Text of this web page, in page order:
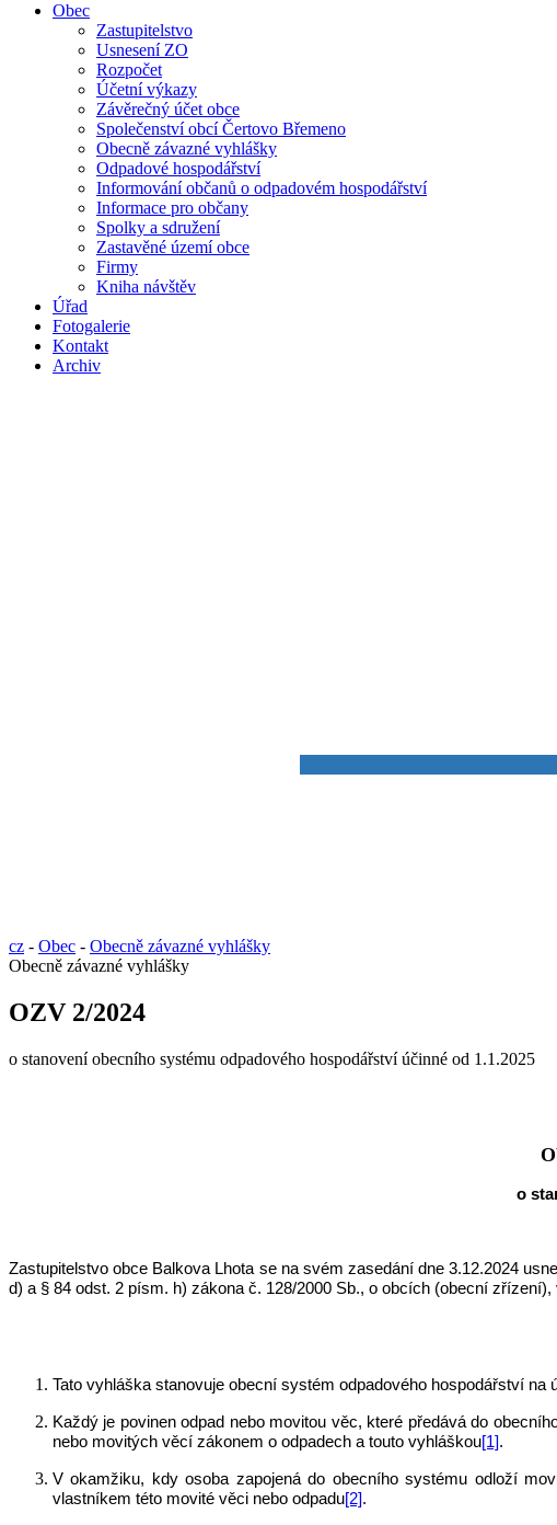
Obec
Zastupitelstvo
Usnesení ZO
Rozpočet
Účetní výkazy
Závěrečný účet obce
Společenství obcí Čertovo Břemeno
Obecně závazné vyhlášky
Odpadové hospodářství
Informování občanů o odpadovém hospodářství
Informace pro občany
Spolky a sdružení
Zastavěné území obce
Firmy
Kniha návštěv
Úřad
Fotogalerie
Kontakt
Archiv
cz - Obec - Obecně závazné vyhlášky
Obecně závazné vyhlášky
OZV 2/2024
o stanovení obecního systému odpadového hospodářství účinné od 1.1.2025
o
Zastupitelstvo obce Balkova Lhota se na svém zasedání dne 3.12.2024
d) a § 84 odst. 2 písm. h) zákona č. 128/2000 Sb., o obcích (obecní
Tato vyhláška stanovuje obecní systém odpadového hospodářství na
Každý je povinen odpad nebo movitou věc, které předává do
nebo movitých věcí zákonem o odpadech a touto vyhláškou[1].
V okamžiku, kdy osoba zapojená do obecního systému odloží
vlastníkem této movité věci nebo odpadu[2].